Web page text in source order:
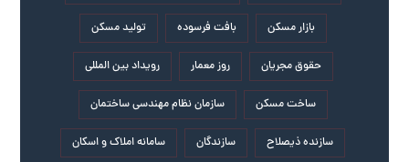
بازار مسکن بافت فرسوده تولید مسکن
حقوق مجریان روز معمار رویداد بین المللی
ساخت مسکن سازمان نظام مهندسی ساختمان
سازنده ذیصلاح سازندگان سامانه املاک و اسکان